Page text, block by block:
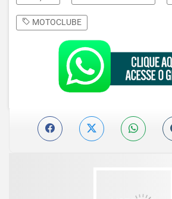
MOTOCLUBE